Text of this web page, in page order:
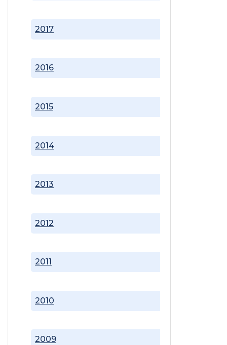
2009
2010
2011
2012
2013
2014
2015
2016
2017